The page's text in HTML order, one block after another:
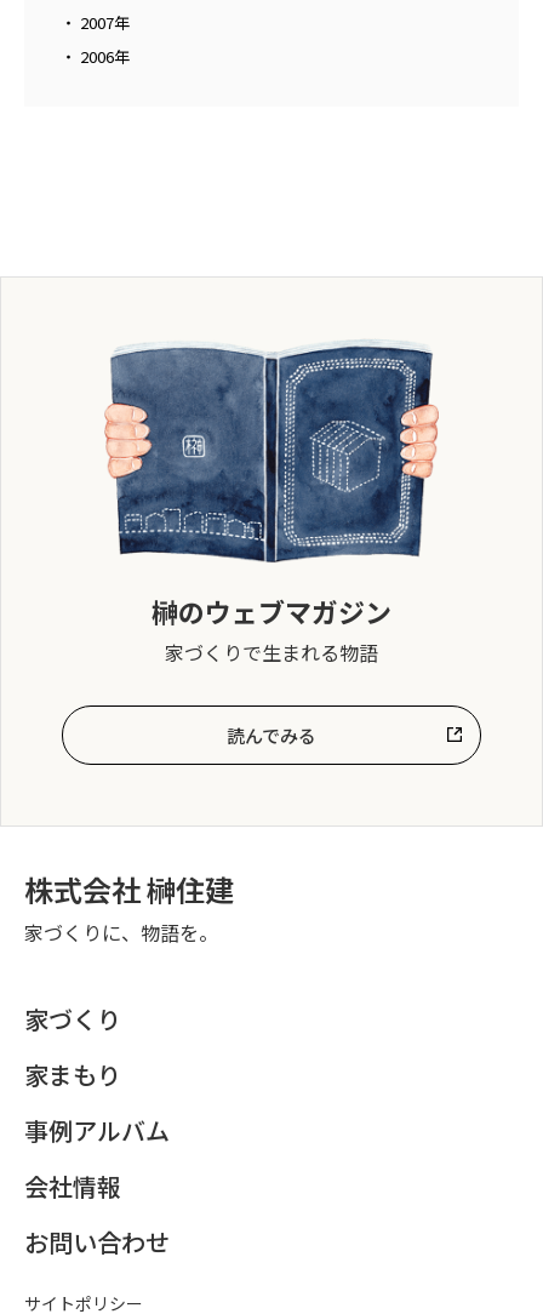
2007年
2006年
榊のウェブマガジン
家づくりで生まれる物語
読んでみる
株式会社 榊住建
家づくりに、物語を。
家づくり
家まもり
事例アルバム
会社情報
お問い合わせ
サイトポリシー